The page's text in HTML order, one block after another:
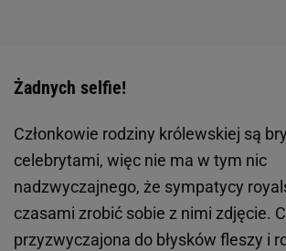
Żadnych selfie!
Członkowie rodziny królewskiej są
celebrytami, więc nie ma w tym nic
nadzwyczajnego, że sympatycy
czasami zrobić sobie z nimi zdjęcie.
przyzwyczajona do błysków fleszy i